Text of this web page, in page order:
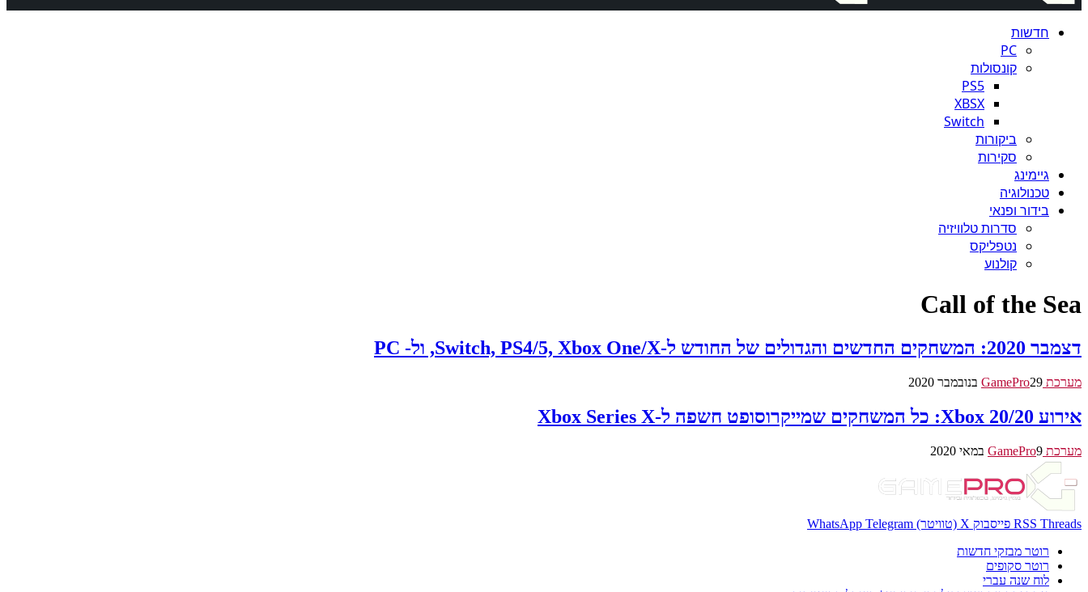
חדשות
PC
קונסולות
PS5
XBSX
Switch
ביקורות
סקירות
גיימינג
טכנולוגיה
בידור ופנאי
סדרות טלוויזיה
נטפליקס
קולנוע
Call of the Sea
דצמבר 2020: המשחקים החדשים והגדולים של החודש ל-Switch, PS4/5, Xbox One/X, ול- PC
מערכת GamePro 29 בנובמבר 2020
אירוע Xbox 20/20: כל המשחקים שמייקרוסופט חשפה ל-Xbox Series X
מערכת GamePro 9 במאי 2020
RSS Threads פייסבוק X (טוויטר) WhatsApp Telegram
רוטר מבזקי חדשות
רוטר סקופים
לוח שנה עברי